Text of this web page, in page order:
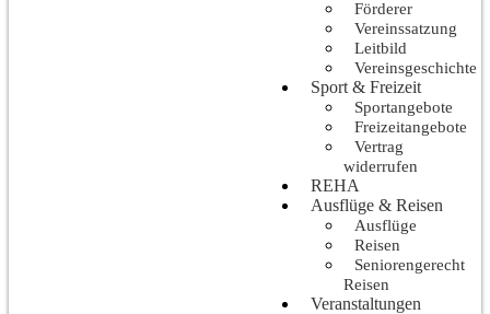
Förderer
Vereinssatzung
Leitbild
Vereinsgeschichte
Sport & Freizeit
Sportangebote
Freizeitangebote
Vertrag
widerrufen
REHA
Ausflüge & Reisen
Ausflüge
Reisen
Seniorengerecht
Reisen
Veranstaltungen